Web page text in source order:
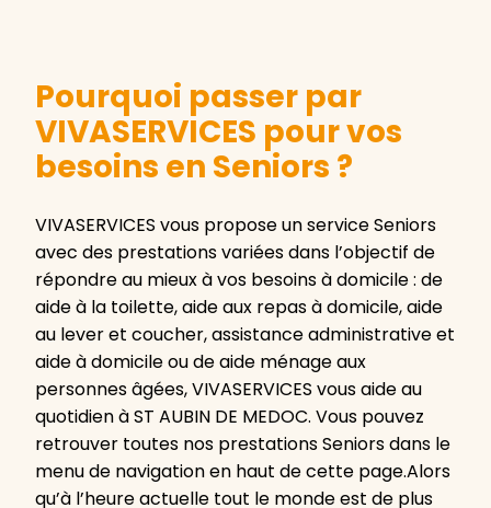
Pourquoi passer par
VIVASERVICES pour vos
besoins en Seniors ?
VIVASERVICES vous propose un service Seniors
avec des prestations variées dans l’objectif de
répondre au mieux à vos besoins à domicile : de
aide à la toilette, aide aux repas à domicile, aide
au lever et coucher, assistance administrative et
aide à domicile ou de aide ménage aux
personnes âgées, VIVASERVICES vous aide au
quotidien à ST AUBIN DE MEDOC. Vous pouvez
retrouver toutes nos prestations Seniors dans le
menu de navigation en haut de cette page.Alors
qu’à l’heure actuelle tout le monde est de plus